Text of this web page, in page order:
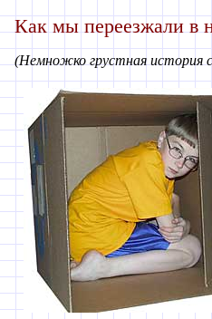
Как мы переезжали в
(Немножко грустная история